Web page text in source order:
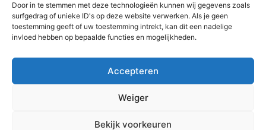
Door in te stemmen met deze technologieën kunnen wij gegevens zoals
surfgedrag of unieke ID's op deze website verwerken. Als je geen
toestemming geeft of uw toestemming intrekt, kan dit een nadelige
invloed hebben op bepaalde functies en mogelijkheden.
Accepteren
Weiger
Bekijk voorkeuren
Zaterdag: 08:30 – 16:00
Zondag: Gesloten